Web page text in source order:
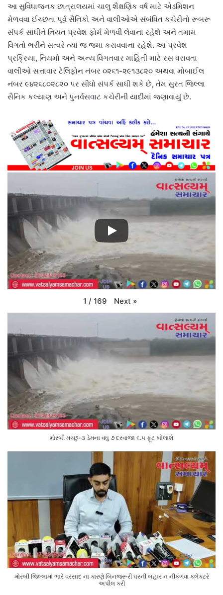
આ સુવિધાજનક છાત્રાલયમાં ચાલુ શૈક્ષણિક વર્ષ માટે એડમિશન
મેળવવા ઈચ્છતા પૂર્વ સૈનિકો અને વાલીઓએ સંબંધિત કચેરીનો રૂબરૂ
સંપર્ક સાધીને નિયત પ્રવેશ ફોર્મ મેળવી લેવાના રહેશે અને તમામ
વિગતો ભરીને સત્વરે ત્યાં જ જમા કરાવવાના રહેશે. આ પ્રવેશ
પ્રક્રિયા, નિયમો અને અન્ય વિગતવાર માહિતી માટે રસ ધરાવતા
વાલીઓ સત્તાવાર ટેલિફોન નંબર ૦૨૬૧-૨૯૧૩૮૨૦ અથવા મોબાઈલ
નંબર ૯૪૨૬૮૦૨૮૨૦ પર સીધો સંપર્ક સાધી શકે છે, તેમ સુરત જિલ્લા
સૈનિક કલ્યાણ અને પુનર્વસવાટ કચેરીની યાદીમાં જણાવાયું છે.
1 / 169 Next »
મોરબી મચ્છુ-૩ ડેમના વઘુ ૭ દરવાજા ૬.૫ ફૂટ ખોલાશે
મોરબી જિલ્લામાં ભારે વરસાદ ના કારણે બિનજરૂરી ઘરની બહાર ન નીકળવા કલેક્ટરે
અપીલ કરી